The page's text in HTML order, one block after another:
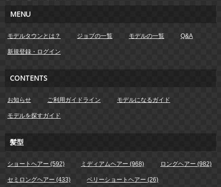
MENU
モデルタウンとは？ ジョブの一覧 モデルの一覧 Q&A
新規登録・ログイン
CONTENTS
お知らせ ご利用ガイドライン モデルになるガイド
モデルを探すガイド
髪型
ショートヘアー (592) ミディアムヘアー (968) ロングヘアー (982)
セミロングヘアー (433) ベリーショートヘアー (26)